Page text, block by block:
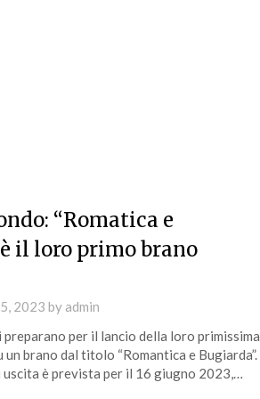
“Romatica e
il loro primo brano
2023 by admin
per il lancio della loro primissima
brano dal titolo “Romantica e Bugiarda”.
uscita è prevista per il 16 giugno 2023,…